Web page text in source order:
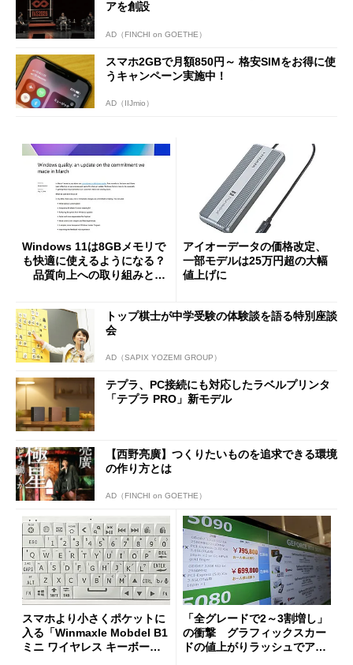
アを創設
AD（FINCHI on GOETHE）
スマホ2GBで月額850円～ 格安SIMをお得に使
うキャンペーン実施中！
AD（IIJmio）
Windows 11は8GBメモリで
も快適に使えるようになる？
品質向上への取り組みと
アイオーデータの価格改定、
一部モデルは25万円超の大幅
値上げに
トップ棋士が中学受験の体験談を語る特別座談
会
AD（SAPIX YOZEMI GROUP）
テプラ、PC接続にも対応したラベルプリンタ
「テプラ PRO」新モデル
【西野亮廣】つくりたいものを追求できる環境
の作り方とは
AD（FINCHI on GOETHE）
スマホより小さくポケットに
入る「Winmaxle Mobdel B1
ミニ ワイヤレス キーボー
「全グレードで2～3割増し」
の衝撃 グラフィックスカー
ドの値上がりラッシュでアキ